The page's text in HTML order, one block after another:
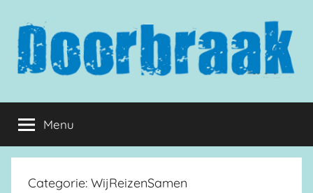
inhoud
springen
Doorbraak.eu
Menu
Categorie: WijReizenSamen